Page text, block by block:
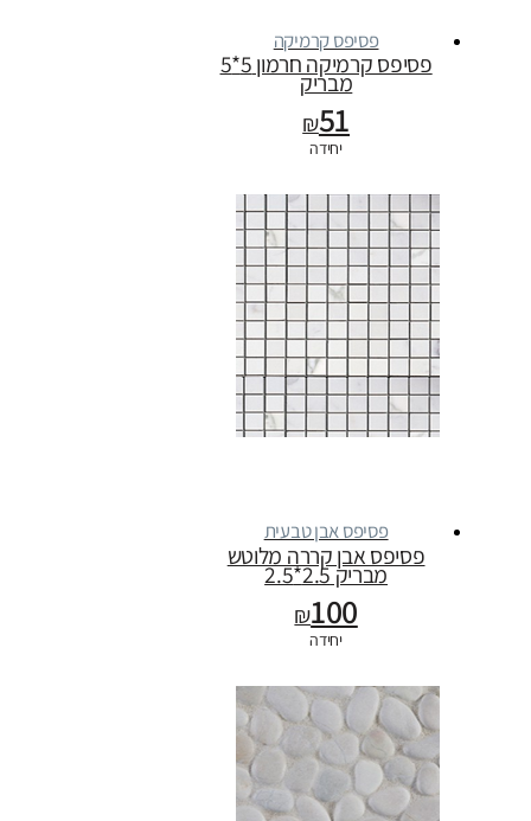
פסיפס קרמיקה
פסיפס קרמיקה חרמון 5*5
מבריק
₪51
יחידה
פסיפס אבן טבעית
פסיפס אבן קררה מלוטש
מבריק 2.5*2.5
₪100
יחידה